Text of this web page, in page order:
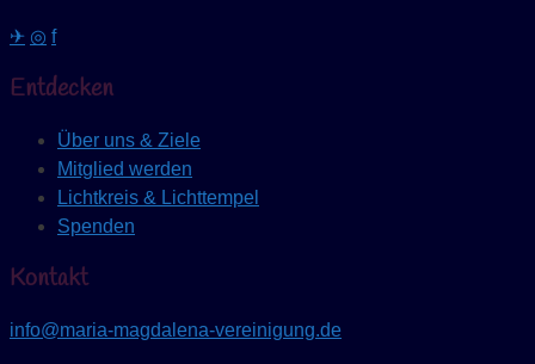
✈ ◎ f
Entdecken
Über uns & Ziele
Mitglied werden
Lichtkreis & Lichttempel
Spenden
Kontakt
info@maria-magdalena-vereinigung.de